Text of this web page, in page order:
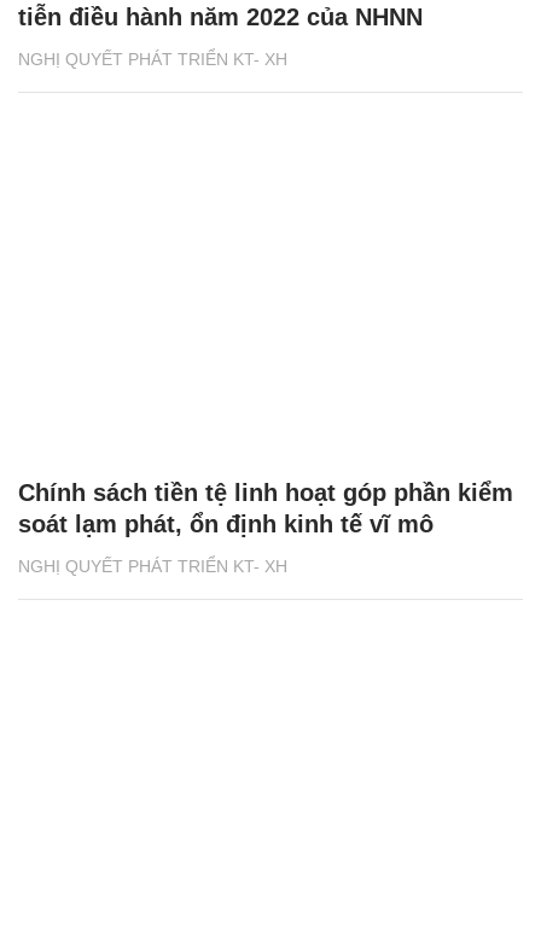
NGHỊ QUYẾT PHÁT TRIỂN KT- XH
tiễn điều hành năm 2022 của NHNN
NGHỊ QUYẾT PHÁT TRIỂN KT- XH
Chính sách tiền tệ linh hoạt góp phần kiểm
soát lạm phát, ổn định kinh tế vĩ mô